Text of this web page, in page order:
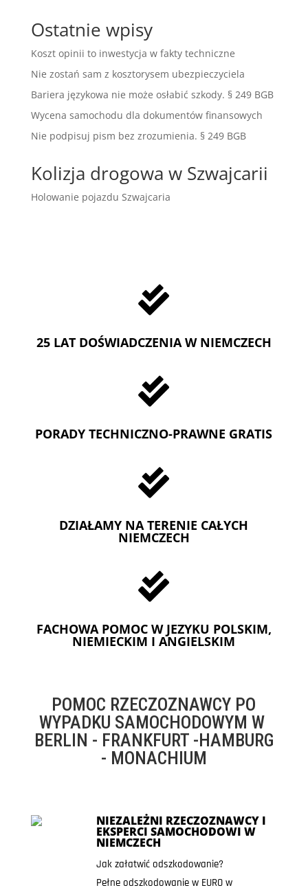
Ostatnie wpisy
Koszt opinii to inwestycja w fakty techniczne
Nie zostań sam z kosztorysem ubezpieczyciela
Bariera językowa nie może osłabić szkody. § 249 BGB
Wycena samochodu dla dokumentów finansowych
Nie podpisuj pism bez zrozumienia. § 249 BGB
Kolizja drogowa w Szwajcarii
Holowanie pojazdu Szwajcaria

25 LAT DOŚWIADCZENIA W NIEMCZECH

PORADY TECHNICZNO-PRAWNE GRATIS

DZIAŁAMY NA TERENIE CAŁYCH
NIEMCZECH

FACHOWA POMOC W JEZYKU POLSKIM,
NIEMIECKIM I ANGIELSKIM
POMOC RZECZOZNAWCY PO
WYPADKU SAMOCHODOWYM W
BERLIN - FRANKFURT -HAMBURG
- MONACHIUM
NIEZALEŻNI RZECZOZNAWCY I
EKSPERCI SAMOCHODOWI W
NIEMCZECH
Jak załatwić odszkodowanie?
Pełne odszkodowanie w EURO w